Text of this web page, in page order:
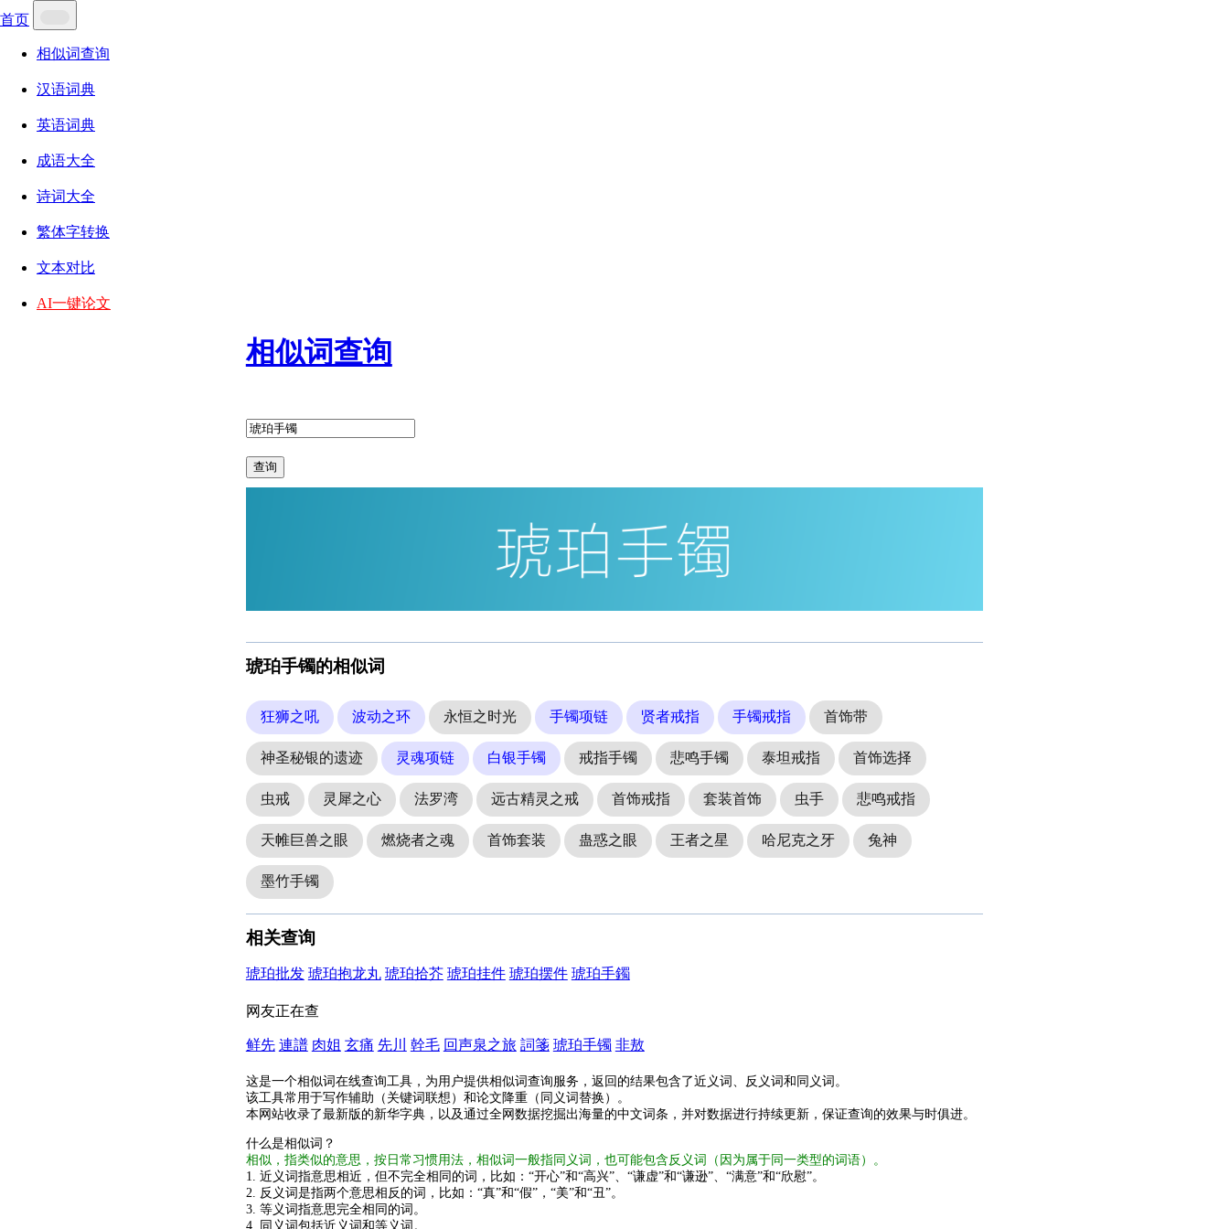
首页
相似词查询
汉语词典
英语词典
成语大全
诗词大全
繁体字转换
文本对比
AI一键论文
相似词查询
查询
琥珀手镯的相似词
狂狮之吼 波动之环 永恒之时光 手镯项链 贤者戒指 手镯戒指 首饰带
神圣秘银的遗迹 灵魂项链 白银手镯 戒指手镯 悲鸣手镯 泰坦戒指 首饰选择
虫戒 灵犀之心 法罗湾 远古精灵之戒 首饰戒指 套装首饰 虫手 悲鸣戒指
天帷巨兽之眼 燃烧者之魂 首饰套装 蛊惑之眼 王者之星 哈尼克之牙 兔神
墨竹手镯
相关查询
琥珀批发 琥珀抱龙丸 琥珀拾芥 琥珀挂件 琥珀摆件 琥珀手鐲
网友正在查
鲜先 連譜 肉姐 玄痛 先川 幹毛 回声泉之旅 詞箋 琥珀手镯 非敖
这是一个相似词在线查询工具，为用户提供相似词查询服务，返回的结果包含了近义词、反义词和同义词。
该工具常用于写作辅助（关键词联想）和论文降重（同义词替换）。
本网站收录了最新版的新华字典，以及通过全网数据挖掘出海量的中文词条，并对数据进行持续更新，保证查询的效果与时俱进。
什么是相似词？
相似，指类似的意思，按日常习惯用法，相似词一般指同义词，也可能包含反义词（因为属于同一类型的词语）。
1. 近义词指意思相近，但不完全相同的词，比如：“开心”和“高兴”、“谦虚”和“谦逊”、“满意”和“欣慰”。
2. 反义词是指两个意思相反的词，比如：“真”和“假”，“美”和“丑”。
3. 等义词指意思完全相同的词。
4. 同义词包括近义词和等义词。